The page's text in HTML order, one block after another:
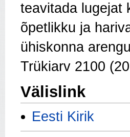
teavitada lugejat
õpetlikku ja
ühiskonna
Trükiarv 2100
Välislink
Eesti Kirik